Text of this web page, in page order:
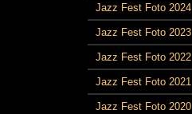
Jazz Fest Foto 2024
Jazz Fest Foto 2023
Jazz Fest Foto 2022
Jazz Fest Foto 2021
Jazz Fest Foto 2020